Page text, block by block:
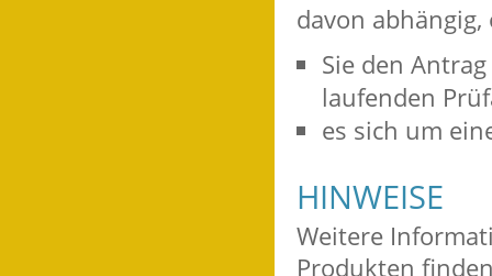
davon abhängig,
Sie den
laufenden
es sich um
HINWEISE
Weitere
Produkten